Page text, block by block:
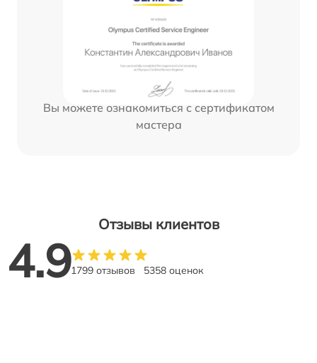
Вы можете ознакомиться с сертификатом
мастера
Отзывы клиентов
4.91799 отзывов 5358 оценок